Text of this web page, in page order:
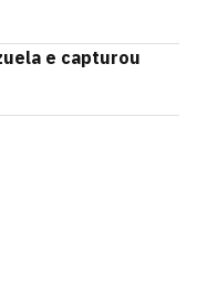
e capturou